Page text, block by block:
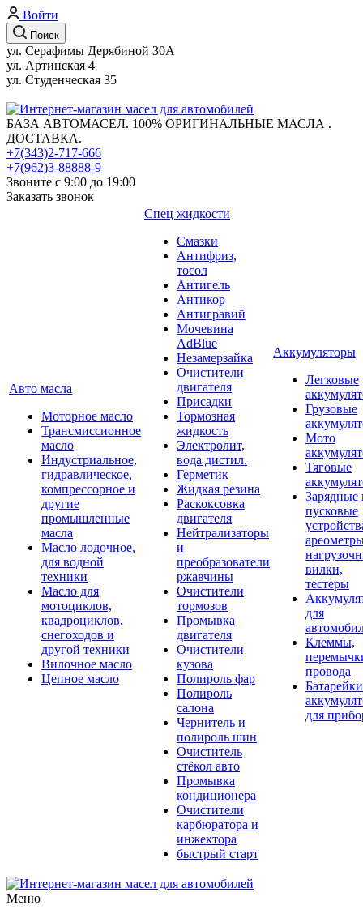
Войти
Поиск
ул. Серафимы Дерябиной 30А
ул. Артинская 4
ул. Студенческая 35
БАЗА АВТОМАСЕЛ. 100% ОРИГИНАЛЬНЫЕ МАСЛА .
ДОСТАВКА.
+7(343)2-717-666
+7(962)3-88888-9
Звоните с 9:00 до 19:00
Заказать звонок
Авто масла
Моторное масло
Трансмиссионное
масло
Индустриальное,
гидравлическое,
компрессорное и
другие
промышленные
масла
Масло лодочное,
для водной
техники
Масло для
мотоциклов,
квадроциклов,
снегоходов и
другой техники
Вилочное масло
Цепное масло
Спец жидкости
Смазки
Антифриз,
тосол
Антигель
Антикор
Антигравий
Мочевина
AdBlue
Незамерзайка
Очистители
двигателя
Присадки
Тормозная
жидкость
Электролит,
вода дистил.
Герметик
Жидкая резина
Раскоксовка
двигателя
Нейтрализаторы
и
преобразователи
ржавчины
Очистители
тормозов
Промывка
двигателя
Очистители
кузова
Полироль фар
Полироль
салона
Чернитель и
полироль шин
Очиститель
стёкол авто
Промывка
кондиционера
Очистители
карбюратора и
инжектора
быстрый старт
Аккумуляторы
Легковые
Грузовые
Мото
Тяговые
Зарядные
пусковые
вилки,
тестеры
для
Клеммы,
провода
для
Меню